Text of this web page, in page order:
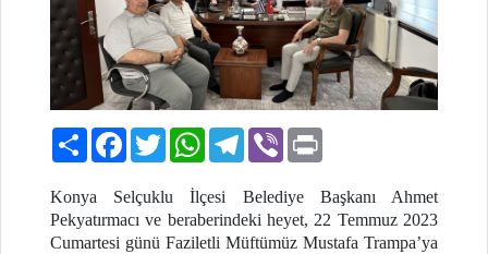
PaylaşFacebook
TwitterWhatsAppTelegram
Viber
Konya Selçuklu İlçesi Belediye Başkanı Ahmet
Pekyatırmacı ve beraberindeki heyet, 22 Temmuz 2023
Cumartesi günü Faziletli Müftümüz Mustafa Trampa’ya